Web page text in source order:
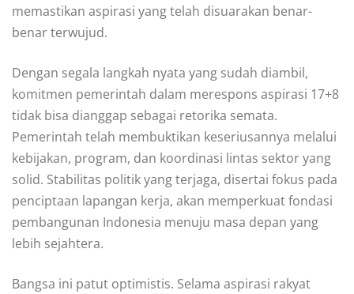
memastikan aspirasi yang telah disuarakan benar-
benar terwujud.
Dengan segala langkah nyata yang sudah diambil,
komitmen pemerintah dalam merespons aspirasi 17+8
tidak bisa dianggap sebagai retorika semata.
Pemerintah telah membuktikan keseriusannya melalui
kebijakan, program, dan koordinasi lintas sektor yang
solid. Stabilitas politik yang terjaga, disertai fokus pada
penciptaan lapangan kerja, akan memperkuat fondasi
pembangunan Indonesia menuju masa depan yang
lebih sejahtera.
Bangsa ini patut optimistis. Selama aspirasi rakyat